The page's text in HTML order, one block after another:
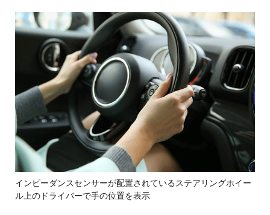
画
像
インピーダンスセンサーが配置されているステアリングホイー
ル上のドライバーで手の位置を表示